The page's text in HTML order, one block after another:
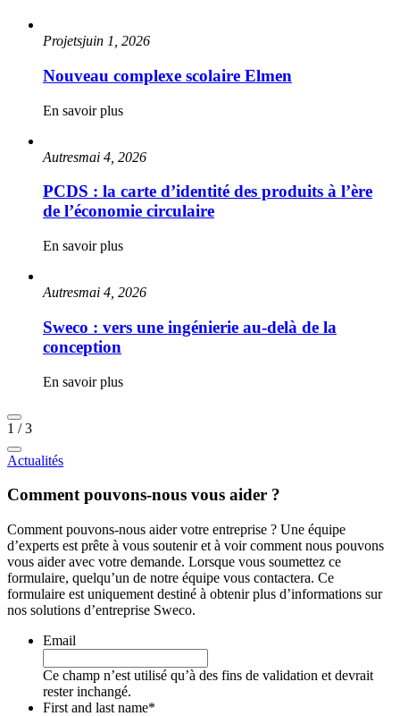
Projetsjuin 1, 2026
Nouveau complexe scolaire Elmen
En savoir plus
Autresmai 4, 2026
PCDS : la carte d’identité des produits à l’ère
de l’économie circulaire
En savoir plus
Autresmai 4, 2026
Sweco : vers une ingénierie au-delà de la
conception
En savoir plus
1 /3
Actualités
Comment pouvons-nous vous aider ?
Comment pouvons-nous aider votre entreprise ? Une équipe
d’experts est prête à vous soutenir et à voir comment nous pouvons
vous aider avec votre demande. Lorsque vous soumettez ce
formulaire, quelqu’un de notre équipe vous contactera. Ce
formulaire est uniquement destiné à obtenir plus d’informations sur
nos solutions d’entreprise Sweco.
Email
Ce champ n’est utilisé qu’à des fins de validation et devrait
rester inchangé.
First and last name*